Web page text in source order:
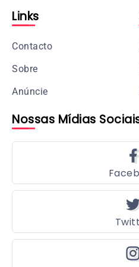
Links
Contacto
Sobre
Anúncie
Nossas Mídias